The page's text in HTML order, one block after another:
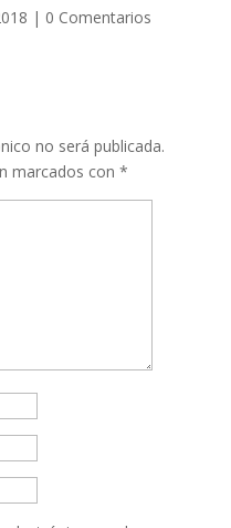
| 0 Comentarios
no será publicada.
marcados con *